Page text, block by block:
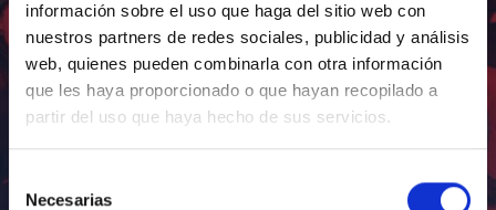
información sobre el uso que haga del sitio web con
nuestros partners de redes sociales, publicidad y análisis
web, quienes pueden combinarla con otra información
que les haya proporcionado o que hayan recopilado a
partir del uso que haya hecho de sus servicios.
Necesarias